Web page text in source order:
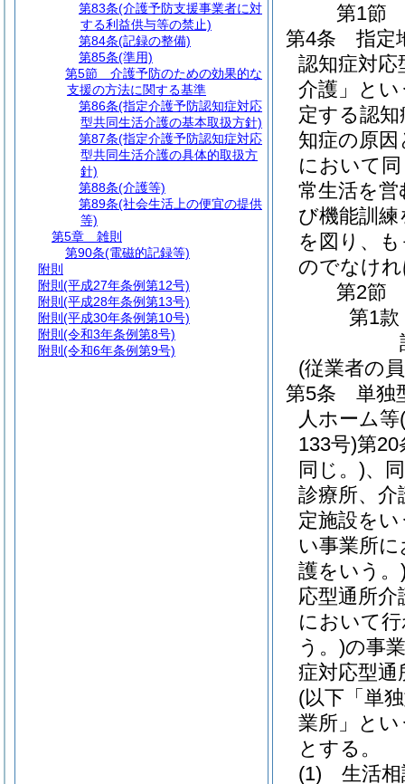
第1節
第4条
指定
認知症対応
介護」とい
定する認
知症の原
において
常生活を
び機能訓
を図り、
のでなけ
第2節
第1款
(従業者の
第5条
単独
人ホーム等
133号)第20
同じ。)、
診療所、介
定施設を
い事業所
護をいう。
応型通所介
において
う。)の事
症対応型通
(以下「単
業所」とい
とする。
(1)
生活
第83条(介護予防支援事業者に対
する利益供与等の禁止)
第84条(記録の整備)
第85条(準用)
第5節
介護予防のための効果的な
支援の方法に関する基準
第86条(指定介護予防認知症対応
型共同生活介護の基本取扱方針)
第87条(指定介護予防認知症対応
型共同生活介護の具体的取扱方
針)
第88条(介護等)
第89条(社会生活上の便宜の提供
等)
第5章
雑則
第90条(電磁的記録等)
附則
附則 (平成27年条例第12号)
附則 (平成28年条例第13号)
附則 (平成30年条例第10号)
附則 (令和3年条例第8号)
附則 (令和6年条例第9号)